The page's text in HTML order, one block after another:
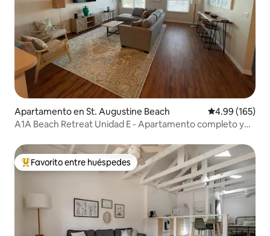
Apartamento en St. Augustine Beach Calificación
4.99 (165)
A1A Beach Retreat Unidad E - Apartamento completo y
Favorito entre huéspedes preferido
Favorito entre huéspedes